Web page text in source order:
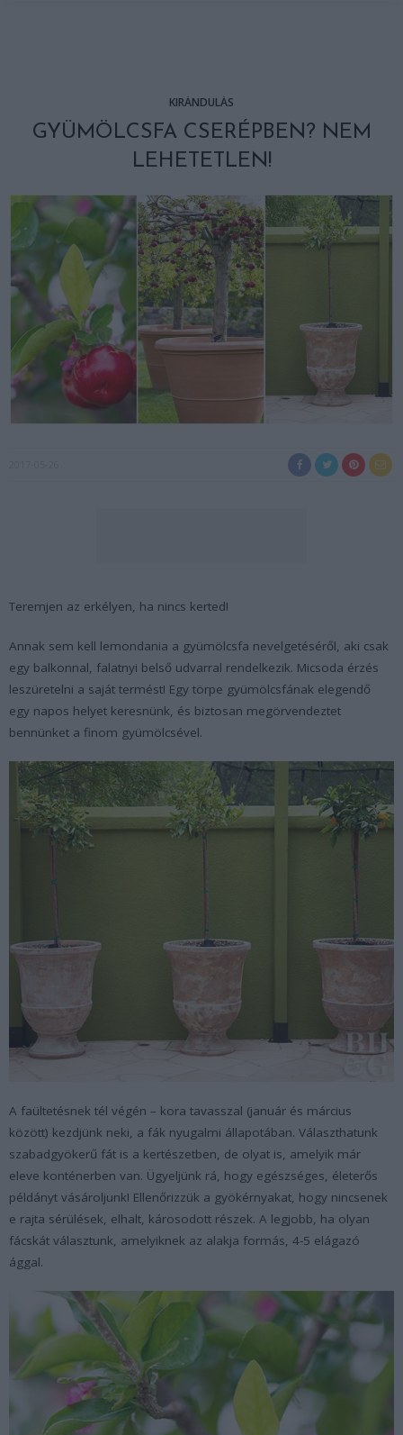
KIRÁNDULÁS
GYÜMÖLCSFA CSERÉPBEN? NEM
LEHETETLEN!
Teremjen az erkélyen, ha nincs kerted!
Annak sem kell lemondania a gyümölcsfa nevelgetéséről, aki csak
egy balkonnal, falatnyi belső udvarral rendelkezik. Micsoda érzés
leszüretelni a saját termést! Egy törpe gyümölcsfának elegendő
egy napos helyet keresnünk, és biztosan megörvendeztet
bennünket a finom gyümölcsével.
A faültetésnek tél végén – kora tavasszal (január és március
között) kezdjünk neki, a fák nyugalmi állapotában. Választhatunk
szabadgyökerű fát is a kertészetben, de olyat is, amelyik már
eleve konténerben van. Ügyeljünk rá, hogy egészséges, életerős
példányt vásároljunk! Ellenőrizzük a gyökérnyakat, hogy nincsenek
e rajta sérülések, elhalt, károsodott részek. A legjobb, ha olyan
fácskát választunk, amelyiknek az alakja formás, 4-5 elágazó
ággal.